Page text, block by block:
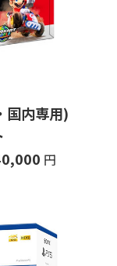
内専用)
円